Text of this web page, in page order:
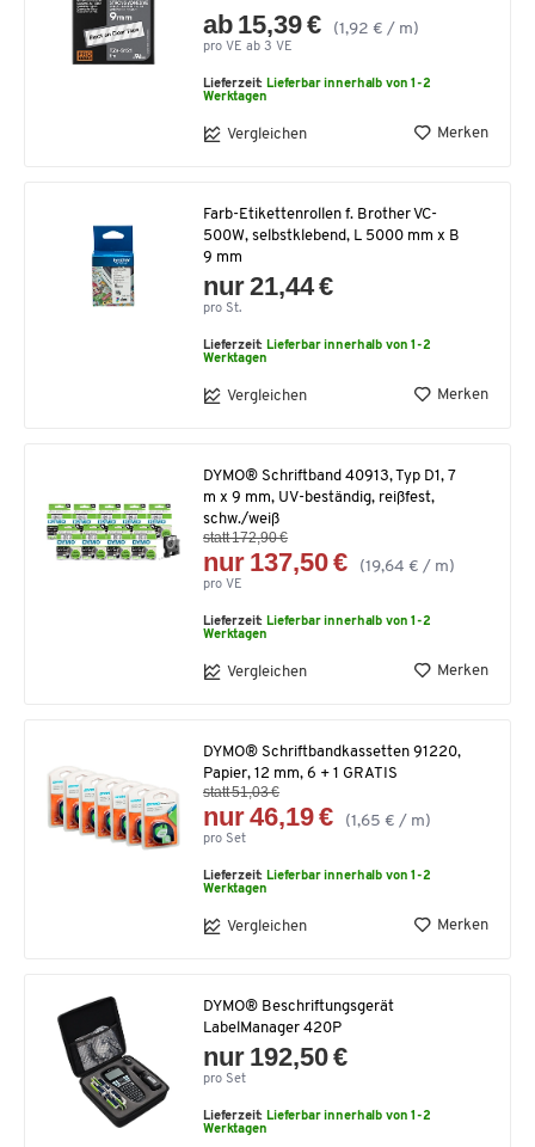
ab 15,39 € (1,92 € / m)
pro VE ab 3 VE
Lieferzeit: Lieferbar innerhalb von 1-2
Werktagen
Vergleichen Merken
Farb-Etikettenrollen f. Brother VC-
500W, selbstklebend, L 5000 mm x B
9 mm
nur 21,44 €
pro St.
Lieferzeit: Lieferbar innerhalb von 1-2
Werktagen
Vergleichen Merken
DYMO® Schriftband 40913, Typ D1, 7
m x 9 mm, UV-beständig, reißfest,
schw./weiß
statt 172,90 €
nur 137,50 € (19,64 € / m)
pro VE
Lieferzeit: Lieferbar innerhalb von 1-2
Werktagen
Vergleichen Merken
DYMO® Schriftbandkassetten 91220,
Papier, 12 mm, 6 + 1 GRATIS
statt 51,03 €
nur 46,19 € (1,65 € / m)
pro Set
Lieferzeit: Lieferbar innerhalb von 1-2
Werktagen
Vergleichen Merken
DYMO® Beschriftungsgerät
LabelManager 420P
nur 192,50 €
pro Set
Lieferzeit: Lieferbar innerhalb von 1-2
Werktagen